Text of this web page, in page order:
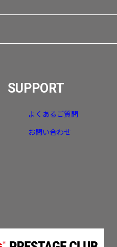
SUPPORT
よくあるご質問
お問い合わせ